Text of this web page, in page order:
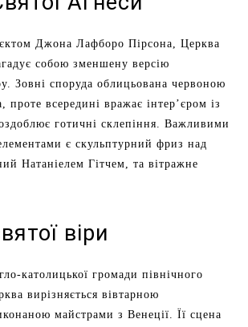
Джона Лафборо Пірсона, Церква
собою зменшену версію
Зовні споруда облицьована червоною
проте всередині вражає інтер’єром із
готичні склепіння. Важливими
є скульптурний фриз над
Натаніелем Гітчем, та вітражне
віри
католицької громади північного
вирізняється вівтарною
майстрами з Венеції. Її сцена